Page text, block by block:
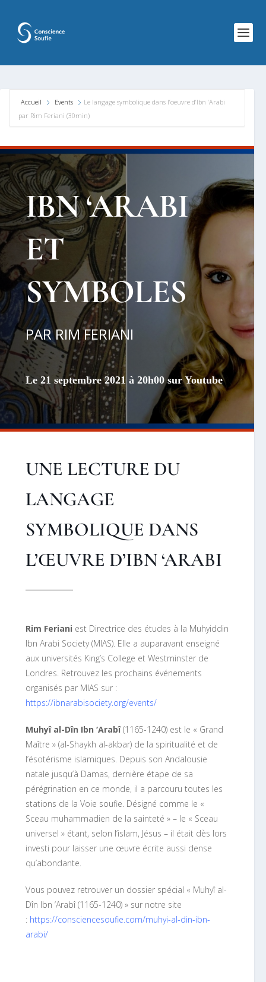
Accueil Events
Le langage symbolique dans l’oeuvre d’Ibn ‘Arabi
par Rim Feriani (30min)
IBN ‘ARABI
ET
SYMBOLES
PAR RIM FERIANI
Le 21 septembre 2021 à 20h00 sur Youtube
UNE LECTURE DU
LANGAGE
SYMBOLIQUE DANS
L’ŒUVRE D’IBN ‘ARABI
Rim Feriani est Directrice des études à la Muhyiddin
Ibn Arabi Society (MIAS). Elle a auparavant enseigné
aux universités King’s College et Westminster de
Londres. Retrouvez les prochains événements
organisés par MIAS sur :
https://ibnarabisociety.org/events/
Muhyî al-Dîn Ibn ‘Arabî(1165-1240) est le « Grand
Maître » (al-Shaykh al-akbar) de la spiritualité et de
l’ésotérisme islamiques. Depuis son Andalousie
natale jusqu’à Damas, dernière étape de sa
pérégrination en ce monde, il a parcouru toutes les
stations de la Voie soufie. Désigné comme le «
Sceau muhammadien de la sainteté » – le « Sceau
universel » étant, selon l’islam, Jésus – il était dès lors
investi pour laisser une œuvre écrite aussi dense
qu’abondante.
Vous pouvez retrouver un dossier spécial « Muhyî al-
Dîn Ibn ‘Arabî (1165-1240) » sur notre site
: https://consciencesoufie.com/muhyi-al-din-ibn-
arabi/